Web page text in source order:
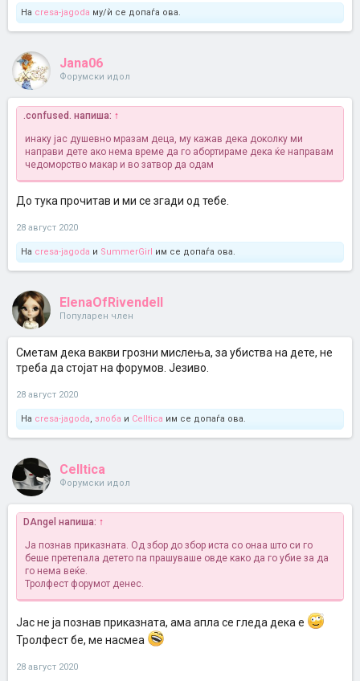
На cresa-jagoda му/ѝ се допаѓа ова.
Jana06
Форумски идол
.confused. напиша: ↑
инаку јас душевно мразам деца, му кажав дека доколку ми
направи дете ако нема време да го абортираме дека ќе направам
чедоморство макар и во затвор да одам
До тука прочитав и ми се згади од тебе.
28 август 2020
На cresa-jagoda и SummerGirl им се допаѓа ова.
ElenaOfRivendell
Популарен член
Сметам дека вакви грозни мислења, за убиства на дете, не
треба да стојат на форумов. Језиво.
28 август 2020
На cresa-jagoda, злоба и Celltica им се допаѓа ова.
Celltica
Форумски идол
DAngel напиша: ↑
Ја познав приказната. Од збор до збор иста со онаа што си го
беше претепала детето па прашуваше овде како да го убие за да
го нема веќе.
Тролфест форумот денес.
Јас не ја познав приказната, ама апла се гледа дека е
Тролфест бе, ме насмеа
28 август 2020